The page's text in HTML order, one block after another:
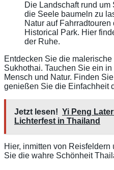
Die Landschaft rund
die Seele baumeln zu
Natur auf
Historical Park. Hier
der Ruhe.
Entdecken Sie die
Sukhothai. Tauchen Sie ein
Mensch und Natur. Finden
genießen Sie die Einfachheit
Jetzt lesen! Yi Peng
Lichterfest in Thailand
Hier, inmitten von
Sie die wahre Schönheit